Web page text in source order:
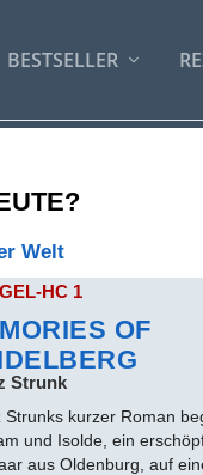
BESTSELLER
Welt
HC 1
OF
Strunk
Strunks kurzer Roman
und Isolde, ein
aus Oldenburg, auf